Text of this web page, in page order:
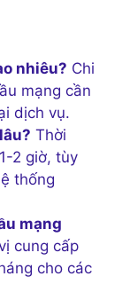
nhiêu? Chi
mạng cần
dịch vụ.
Thời
2 giờ, tùy
thống
mạng
cung cấp
cho các